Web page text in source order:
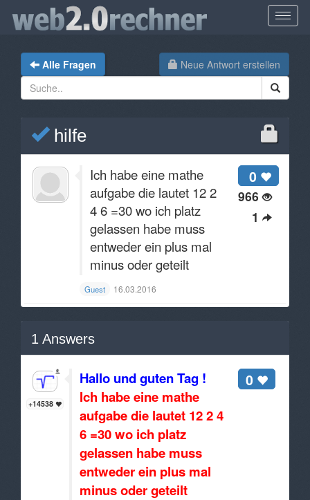
Neue Antwort erstellen
Alle Fragen
hilfe
0
966
1
Ich habe eine mathe
aufgabe die lautet 12 2
4 6 =30 wo ich platz
gelassen habe muss
entweder ein plus mal
minus oder geteilt
Guest 16.03.2016
1 Answers
+14538
0
Hallo und guten Tag !
Ich habe eine mathe
aufgabe die lautet 12 2 4
6 =30 wo ich platz
gelassen habe muss
entweder ein plus mal
minus oder geteilt